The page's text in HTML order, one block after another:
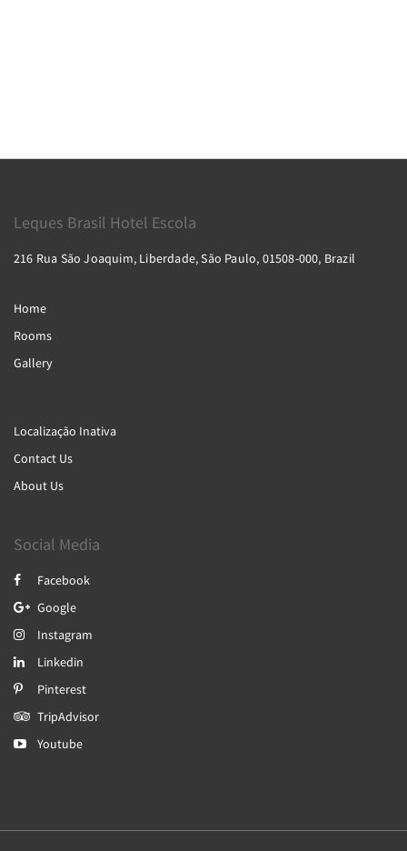
Leques Brasil Hotel Escola
216 Rua São Joaquim, Liberdade, São Paulo, 01508-000, Brazil
Home
Rooms
Gallery
Localização Inativa
Contact Us
About Us
Social Media
Facebook
Google
Instagram
Linkedin
Pinterest
TripAdvisor
Youtube